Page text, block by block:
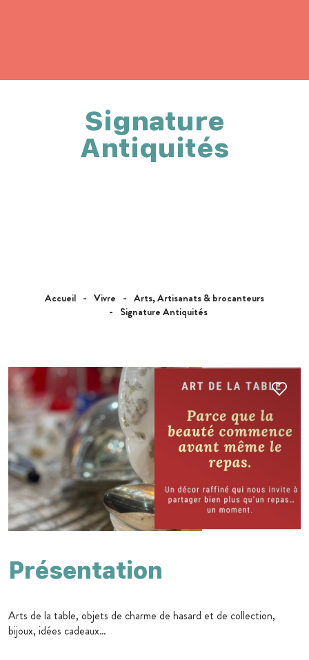
Accueil Vivre
Arts, Artisanats & brocanteurs
Signature Antiquités
Signature
Antiquités
Présentation
Arts de la table, objets de charme de hasard et de collection,
bijoux, idées cadeaux…